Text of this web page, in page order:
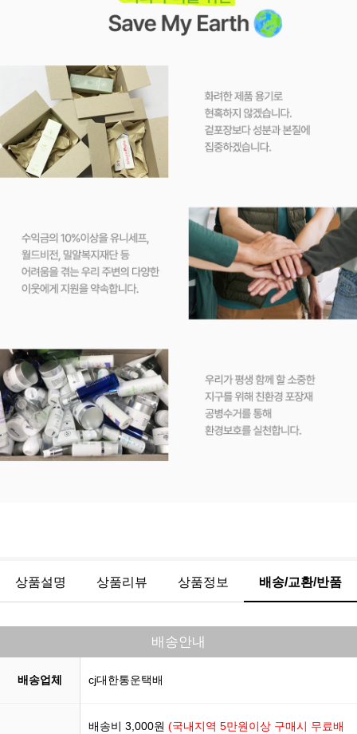
상품설명 상품리뷰 상품정보 배송/교환/반품
배송안내
배송업체 cj대한통운택배
배송비 3,000원 (국내지역 5만원이상 구매시 무료배